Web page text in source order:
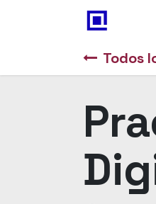
Todos